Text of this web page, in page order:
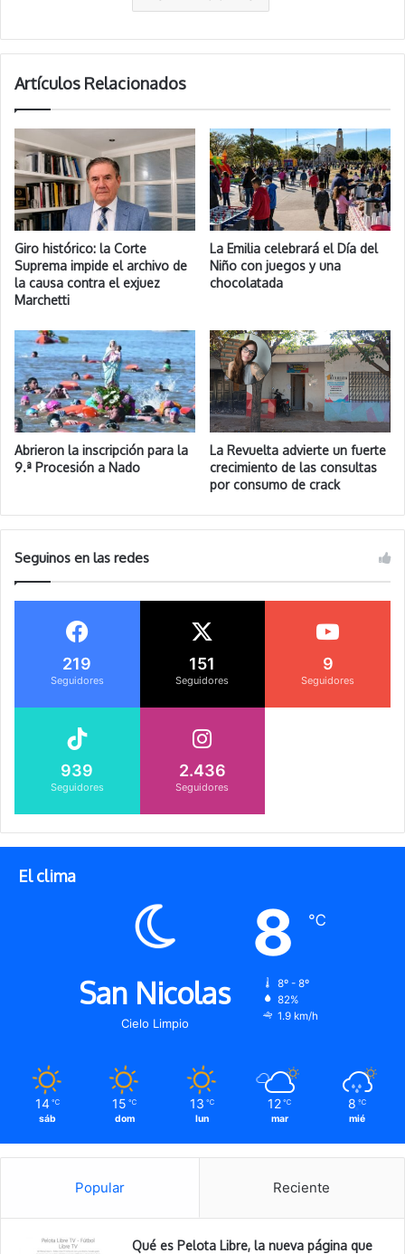
Artículos Relacionados
Giro histórico: la Corte
Suprema impide el archivo de
la causa contra el exjuez
Marchetti
La Emilia celebrará el Día del
Niño con juegos y una
chocolatada
Abrieron la inscripción para la
9.ª Procesión a Nado
La Revuelta advierte un fuerte
crecimiento de las consultas
por consumo de crack
Seguinos en las redes
219
Seguidores
151
Seguidores
9
Seguidores
939
Seguidores
2.436
Seguidores
El clima
San Nicolas
Cielo Limpio
8 ℃
8º - 8º
82%
1.9 km/h
14 ℃
sáb
15 ℃
dom
13 ℃
lun
12 ℃
mar
8 ℃
mié
Popular Reciente
Qué es Pelota Libre, la nueva página que